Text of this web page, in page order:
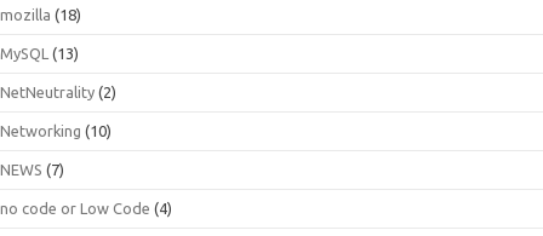
mozilla (18)
MySQL (13)
NetNeutrality (2)
Networking (10)
NEWS (7)
no code or Low Code (4)